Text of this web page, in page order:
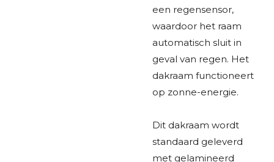
een regensensor,
waardoor het raam
automatisch sluit in
geval van regen. Het
dakraam functioneert
op zonne-energie.
Dit dakraam wordt
standaard geleverd
met gelamineerd